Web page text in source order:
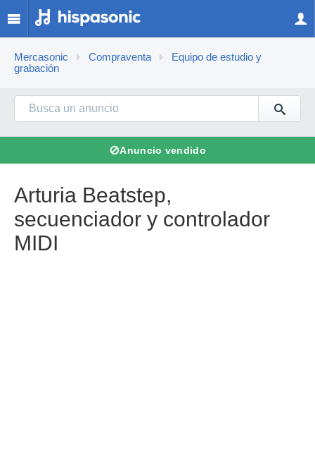
Mercasonic Compraventa
Equipo de estudio y
grabación
⊘Anuncio vendido
Arturia Beatstep,
secuenciador y controlador
MIDI